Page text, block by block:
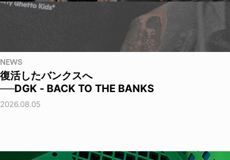
NEWS
復活したバンクスへ
──DGK - BACK TO THE BANKS
2026.08.05